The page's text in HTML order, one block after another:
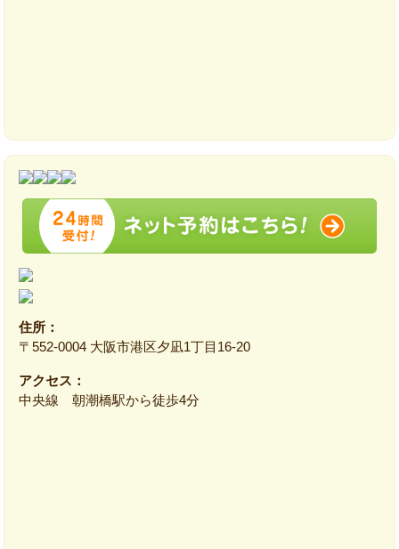
住所：
〒552‐0004 大阪市港区夕凪1丁目16‐20
アクセス：
中央線 朝潮橋駅から徒歩4分